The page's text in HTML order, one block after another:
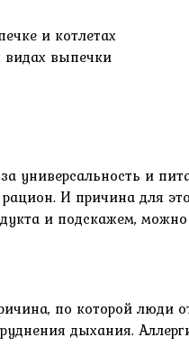
и котлетах
выпечки
универсальность и
И причина для
и подскажем,
по которой
дыхания.